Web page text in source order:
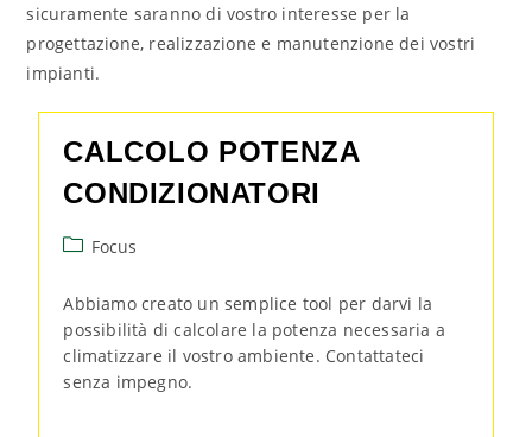
sicuramente saranno di vostro interesse per la
progettazione, realizzazione e manutenzione dei vostri
impianti.
CALCOLO POTENZA
CONDIZIONATORI
Focus
Abbiamo creato un semplice tool per darvi la
possibilità di calcolare la potenza necessaria a
climatizzare il vostro ambiente. Contattateci
senza impegno.